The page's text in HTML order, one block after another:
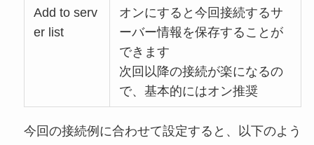
Add to serv
er list
オンにすると今回接続するサ
ーバー情報を保存することが
できます
次回以降の接続が楽になるの
で、基本的にはオン推奨
今回の接続例に合わせて設定すると、以下のよう